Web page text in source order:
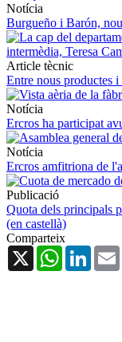
Notícia
Burgueño i Barón,
Article tècnic
Entre nous productes
Notícia
Ercros ha participat
Notícia
Ercros amfitriona de
Publicació
Quota dels principals
(en castellà)
Comparteix
X
WhatsApp